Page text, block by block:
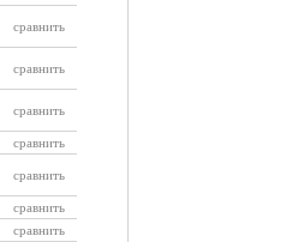
сравнить
сравнить
сравнить
сравнить
сравнить
сравнить
сравнить